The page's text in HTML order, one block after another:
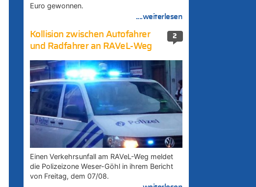
Euro gewonnen.
....weiterlesen
2
Kollision zwischen Autofahrer
und Radfahrer an RAVeL-Weg
Einen Verkehrsunfall am RAVeL-Weg meldet
die Polizeizone Weser-Göhl in ihrem Bericht
von Freitag, dem 07/08.